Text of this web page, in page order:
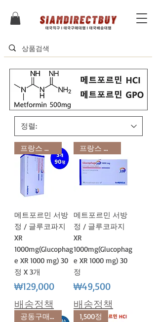
프랑스 수입품
메트포르민 서방
정 / 글루코파지
XR
1000mg(Glucophag
e XR 1000 mg) 30
정 X 3개
가격
₩129,000
배송정책
프랑스 수입품
메트포르민 서방
정 / 글루코파지
XR
1000mg(Glucophag
e XR 1000 mg) 30
정
가격
₩49,500
배송정책
공동구매 초특가 1,500정